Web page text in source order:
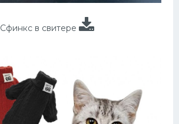
Сфинкс в свитере